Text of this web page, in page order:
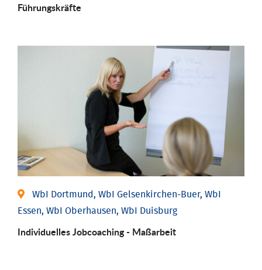
Führungs­kräfte
WbI Dortmund, WbI Gelsenkirchen-Buer, WbI
Essen, WbI Oberhausen, WbI Duisburg
Individu­elles Job­coaching - Maßarbeit